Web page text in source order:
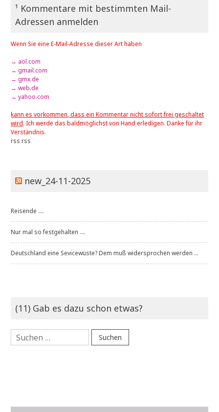
¹ Kommentare mit bestimmten Mail-
Adressen anmelden
Wenn Sie eine E-Mail-Adresse dieser Art haben
→ aol.com
→ gmail.com
→ gmx.de
→ web.de
→ yahoo.com
kann es vorkommen, dass ein Kommentar nicht sofort frei geschaltet
wird. Ich werde das baldmöglichst von Hand erledigen. Danke für ihr
Verständnis.
rss rss
new_24-11-2025
Reisende ....
Nur mal so festgehalten ....
Deutschland eine Sevicewüste? Dem muß widersprochen werden ...
(11) Gab es dazu schon etwas?
Suchen
nach: